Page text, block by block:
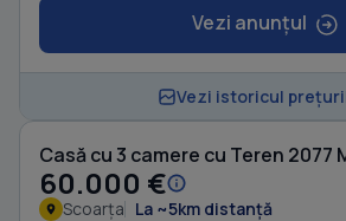
Vezi anunțul
Vezi istoricul
Casă cu 3 camere cu Teren 2077
60.000 €
Scoarța La ~5km distanță